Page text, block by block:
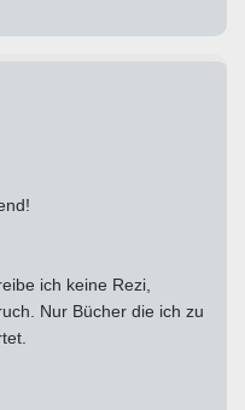
ich keine Rezi,
Nur Bücher die ich zu